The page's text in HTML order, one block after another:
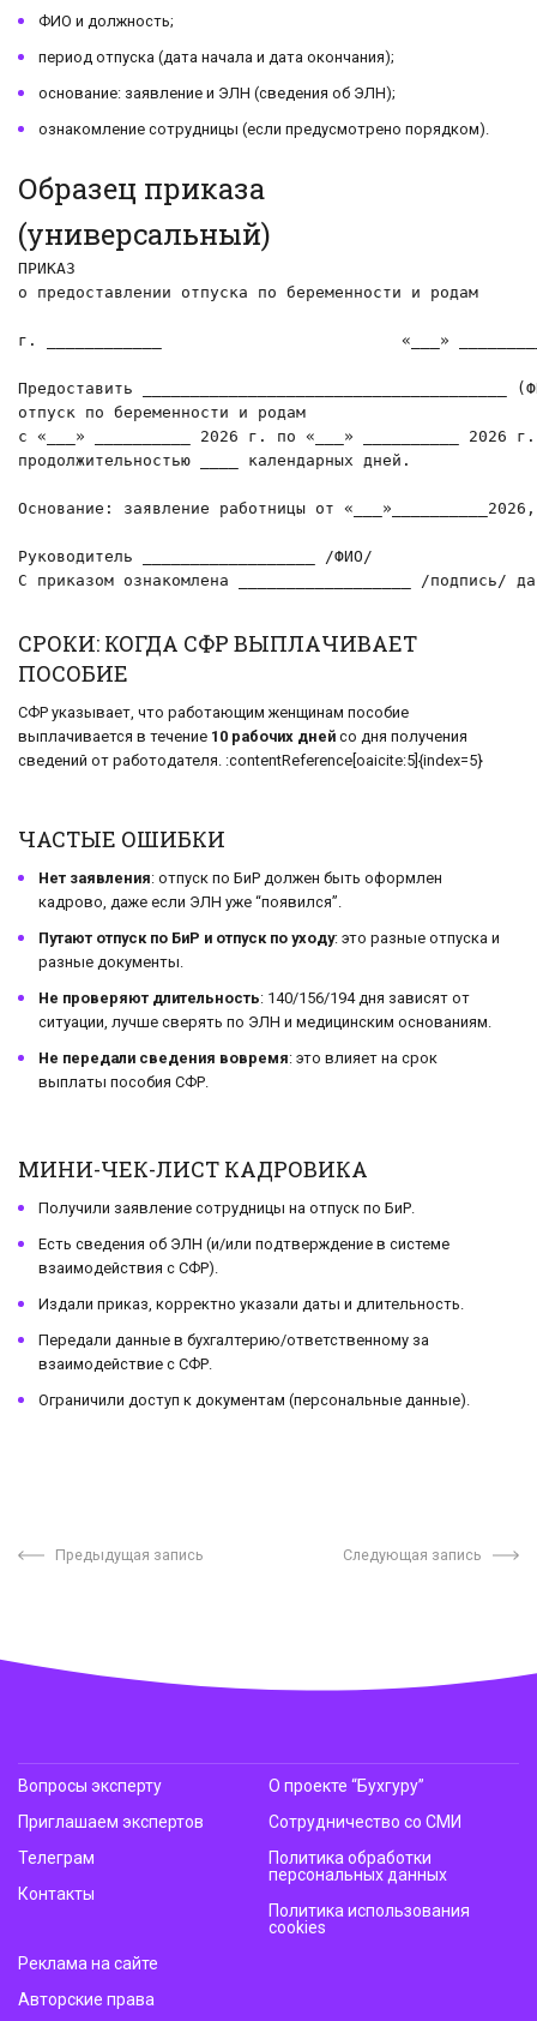
ФИО и должность;
период отпуска (дата начала и дата окончания);
основание: заявление и ЭЛН (сведения об ЭЛН);
ознакомление сотрудницы (если предусмотрено порядком).
Образец приказа
(универсальный)
ПРИКАЗ
о предоставлении отпуска по беременности и родам
г. ____________                         «___»
Предоставить ______________________________________
отпуск по беременности и родам
с «___» __________ 2026 г. по «___» __________ 2026 г.
продолжительностью ____ календарных дней.
Основание: заявление работницы от
Руководитель __________________ /ФИО/
С приказом ознакомлена __________________ /подпись/
СРОКИ: КОГДА СФР ВЫПЛАЧИВАЕТ
ПОСОБИЕ
СФР указывает, что работающим женщинам пособие
выплачивается в течение 10 рабочих дней со дня получения
сведений от работодателя. :contentReference[oaicite:5]{index=5}
ЧАСТЫЕ ОШИБКИ
Нет заявления: отпуск по БиР должен быть оформлен
кадрово, даже если ЭЛН уже “появился”.
Путают отпуск по БиР и отпуск по уходу: это разные отпуска и
разные документы.
Не проверяют длительность: 140/156/194 дня зависят от
ситуации, лучше сверять по ЭЛН и медицинским основаниям.
Не передали сведения вовремя: это влияет на срок
выплаты пособия СФР.
МИНИ-ЧЕК-ЛИСТ КАДРОВИКА
Получили заявление сотрудницы на отпуск по БиР.
Есть сведения об ЭЛН (и/или подтверждение в системе
взаимодействия с СФР).
Издали приказ, корректно указали даты и длительность.
Передали данные в бухгалтерию/ответственному за
взаимодействие с СФР.
Ограничили доступ к документам (персональные данные).
Предыдущая запись Следующая запись
Вопросы эксперту
Приглашаем экспертов
Телеграм
Контакты
О проекте “Бухгуру”
Сотрудничество со СМИ
Политика обработки
персональных данных
Политика использования
cookies
Реклама на сайте
Авторские права